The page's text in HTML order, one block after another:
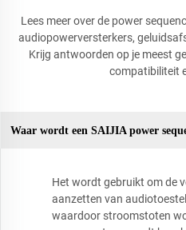
Lees meer over de power
audiopowerversterkers,
Krijg antwoorden op je meest
compatibiliteit
Waar wordt een SAIJIA power
Het wordt gebruikt om de
aanzetten van
waardoor stroomstoten